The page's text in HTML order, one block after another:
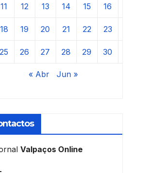
11 12 13 14 15 16
18 19 20 21 22 23
25 26 27 28 29 30
« Abr Jun »
Valpaços Online